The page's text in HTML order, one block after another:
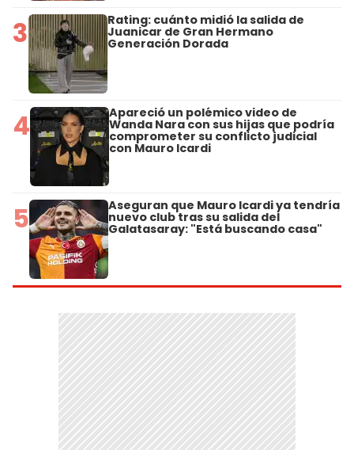
3 Rating: cuánto midió la salida de
Juanicar de Gran Hermano
Generación Dorada
4 Apareció un polémico video de
Wanda Nara con sus hijas que podría
comprometer su conflicto judicial
con Mauro Icardi
5 Aseguran que Mauro Icardi ya tendría
nuevo club tras su salida del
Galatasaray: "Está buscando casa"